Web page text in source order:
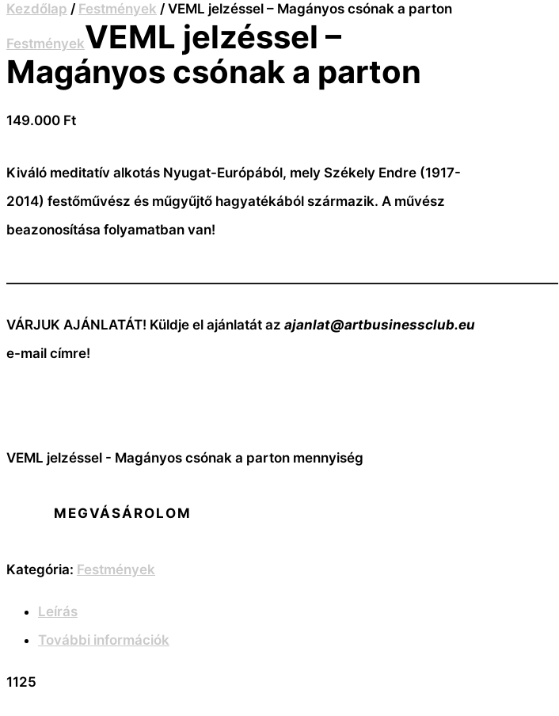
Kezdőlap / Festmények / VEML jelzéssel – Magányos csónak a parton
FestményekVEML jelzéssel –
Magányos csónak a parton
149.000 Ft
Kiváló meditatív alkotás Nyugat-Európából, mely Székely Endre (1917-
2014) festőművész és műgyűjtő hagyatékából származik. A művész
beazonosítása folyamatban van!
—————————————————————————————————————————
VÁRJUK AJÁNLATÁT! Küldje el ajánlatát az ajanlat@artbusinessclub.eu
e-mail címre!
VEML jelzéssel - Magányos csónak a parton mennyiség
MEGVÁSÁROLOM
Kategória: Festmények
Leírás
További információk
1125